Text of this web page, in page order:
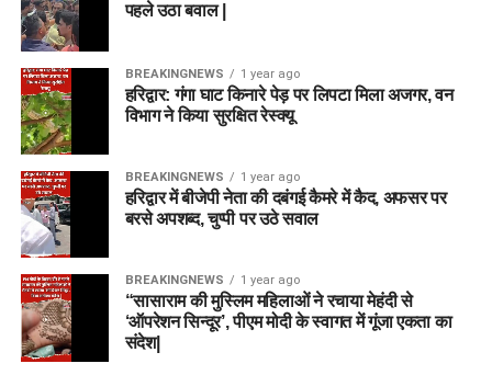
पहले उठा बवाल |
BREAKINGNEWS 1 year ago
हरिद्वार: गंगा घाट किनारे पेड़ पर लिपटा मिला अजगर, वन
विभाग ने किया सुरक्षित रेस्क्यू
BREAKINGNEWS 1 year ago
हरिद्वार में बीजेपी नेता की दबंगई कैमरे में कैद, अफसर पर
बरसे अपशब्द, चुप्पी पर उठे सवाल
BREAKINGNEWS 1 year ago
“सासाराम की मुस्लिम महिलाओं ने रचाया मेहंदी से
‘ऑपरेशन सिन्दूर’, पीएम मोदी के स्वागत में गूंजा एकता का
संदेश|